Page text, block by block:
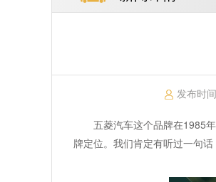
发布时
五菱汽车这个品牌在1985
牌定位。我们肯定有听过一句话